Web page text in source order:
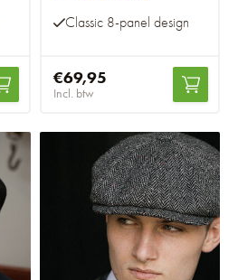
Classic 8-panel design
€69,95
Incl. btw